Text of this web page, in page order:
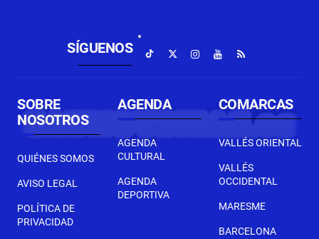
SÍGUENOS
SOBRE
NOSOTROS
QUIÉNES SOMOS
AVISO LEGAL
POLÍTICA DE
PRIVACIDAD
AGENDA
AGENDA
CULTURAL
AGENDA
DEPORTIVA
COMARCAS
VALLÉS ORIENTAL
VALLÉS
OCCIDENTAL
MARESME
BARCELONA